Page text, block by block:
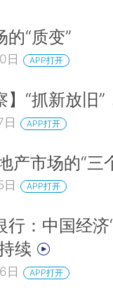
的“质变”
日 APP打开
】“抓新放旧
APP打开
产市场的“三
APP打开
行：中国经济
续
日 APP打开